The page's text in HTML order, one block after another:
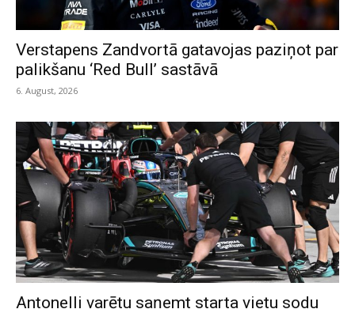
Verstapens Zandvortā gatavojas paziņot par
palikšanu ‘Red Bull’ sastāvā
6. August, 2026
Antonelli varētu saņemt starta vietu sodu